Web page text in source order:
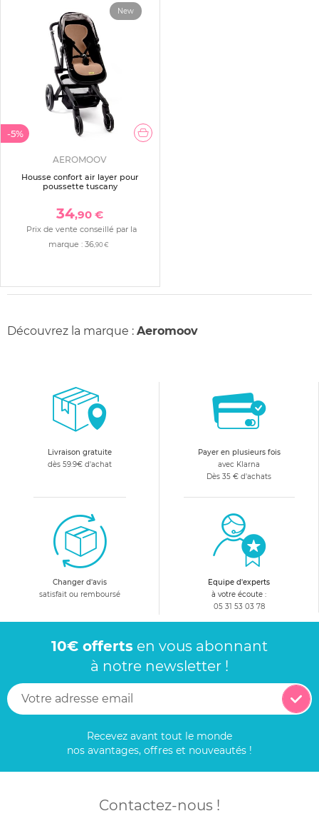
-5%
New
AEROMOOV
Housse confort air layer pour
poussette tuscany
34,90 €
Prix de vente conseillé par la
marque : 36,90 €
Découvrez la marque : Aeromoov
Livraison gratuite
dès 59.9€ d'achat
Payer en plusieurs fois
avec Klarna
Dès 35 € d'achats
Changer d'avis
satisfait ou remboursé
Equipe d'experts
à votre écoute :
05 31 53 03 78
10€ offerts en vous abonnant
à notre newsletter !
Recevez avant tout le monde
nos avantages, offres et nouveautés !
Contactez-nous !